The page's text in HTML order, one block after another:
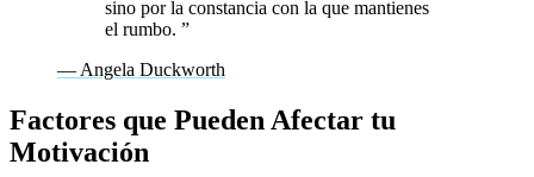
sino por la constancia con la que mantienes
el rumbo. ”
— Angela Duckworth
Factores que Pueden Afectar tu
Motivación